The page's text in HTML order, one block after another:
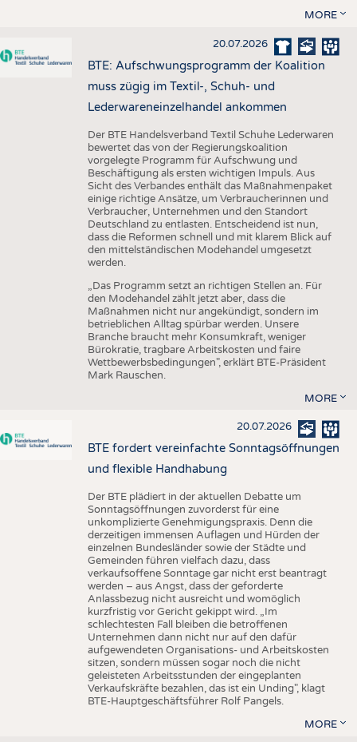
MORE
20.07.2026
BTE: Aufschwungsprogramm der Koalition
muss zügig im Textil-, Schuh- und
Lederwareneinzelhandel ankommen
Der BTE Handelsverband Textil Schuhe Lederwaren
bewertet das von der Regierungskoalition
vorgelegte Programm für Aufschwung und
Beschäftigung als ersten wichtigen Impuls. Aus
Sicht des Verbandes enthält das Maßnahmenpaket
einige richtige Ansätze, um Verbraucherinnen und
Verbraucher, Unternehmen und den Standort
Deutschland zu entlasten. Entscheidend ist nun,
dass die Reformen schnell und mit klarem Blick auf
den mittelständischen Modehandel umgesetzt
werden.
„Das Programm setzt an richtigen Stellen an. Für
den Modehandel zählt jetzt aber, dass die
Maßnahmen nicht nur angekündigt, sondern im
betrieblichen Alltag spürbar werden. Unsere
Branche braucht mehr Konsumkraft, weniger
Bürokratie, tragbare Arbeitskosten und faire
Wettbewerbsbedingungen", erklärt BTE-Präsident
Mark Rauschen.
MORE
20.07.2026
BTE fordert vereinfachte Sonntagsöffnungen
und flexible Handhabung
Der BTE plädiert in der aktuellen Debatte um
Sonntagsöffnungen zuvorderst für eine
unkomplizierte Genehmigungspraxis. Denn die
derzeitigen immensen Auflagen und Hürden der
einzelnen Bundesländer sowie der Städte und
Gemeinden führen vielfach dazu, dass
verkaufsoffene Sonntage gar nicht erst beantragt
werden – aus Angst, dass der geforderte
Anlassbezug nicht ausreicht und womöglich
kurzfristig vor Gericht gekippt wird. „Im
schlechtesten Fall bleiben die betroffenen
Unternehmen dann nicht nur auf den dafür
aufgewendeten Organisations- und Arbeitskosten
sitzen, sondern müssen sogar noch die nicht
geleisteten Arbeitsstunden der eingeplanten
Verkaufskräfte bezahlen, das ist ein Unding", klagt
BTE-Hauptgeschäftsführer Rolf Pangels.
MORE